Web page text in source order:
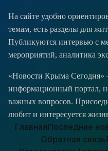
На сайте удобно
темам, есть разделы для
Публикуются интервью с
мероприятий, аналитика
«Новости Крыма Сегодня»
информационный портал,
важных вопросов.
любит и интересуется
ГлавнаяПоследние
Обратная связь